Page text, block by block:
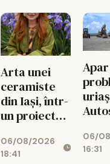
Arta unei
ceramiste
din Iași, într-
un proiect
de lux
06/08/2026
18:41
Apar
06/
16:31